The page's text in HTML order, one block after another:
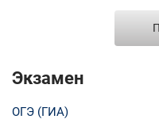
получения аттестата о
удастся ни одному
портал поможет всем
московских школ,
Экзамен
ОГЭ (ГИА)